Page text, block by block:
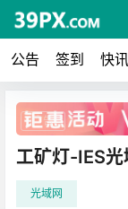
公告 签到 快讯
广告
工矿灯-IES
光域网